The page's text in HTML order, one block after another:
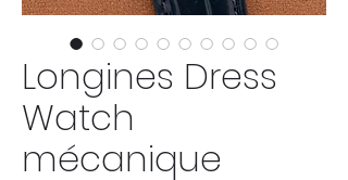
Longines Dress
Watch
mécanique